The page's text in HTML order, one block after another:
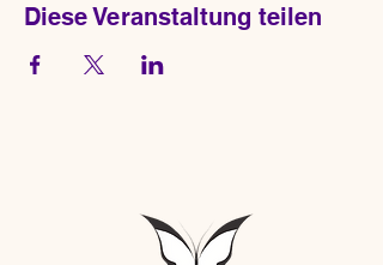
Diese Veranstaltung teilen